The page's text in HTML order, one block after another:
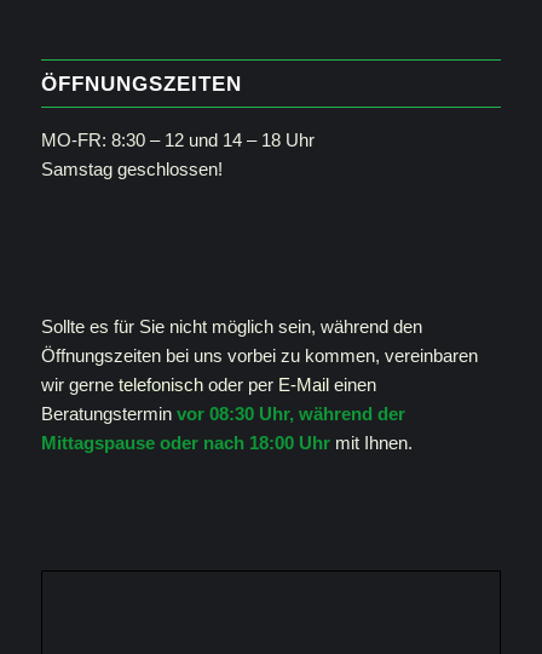
ÖFFNUNGSZEITEN
MO-FR: 8:30 – 12 und 14 – 18 Uhr
Samstag geschlossen!
Sollte es für Sie nicht möglich sein, während den
Öffnungszeiten bei uns vorbei zu kommen, vereinbaren
wir gerne telefonischoder per E-Maileinen
Beratungstermin vor 08:30 Uhr, während der
Mittagspause oder nach 18:00 Uhrmit Ihnen.